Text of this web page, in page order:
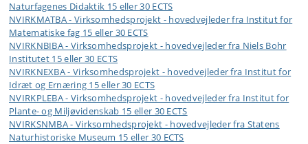
Naturfagenes Didaktik 15 eller 30 ECTS
NVIRKMATBA - Virksomhedsprojekt - hovedvejleder fra Institut for
Matematiske fag 15 eller 30 ECTS
NVIRKNBIBA - Virksomhedsprojekt - hovedvejleder fra Niels Bohr
Institutet 15 eller 30 ECTS
NVIRKNEXBA - Virksomhedsprojekt - hovedvejleder fra Institut for
Idræt og Ernæring 15 eller 30 ECTS
NVIRKPLEBA - Virksomhedsprojekt - hovedvejleder fra Institut for
Plante- og Miljøvidenskab 15 eller 30 ECTS
NVIRKSNMBA - Virksomhedsprojekt - hovedvejleder fra Statens
Naturhistoriske Museum 15 eller 30 ECTS